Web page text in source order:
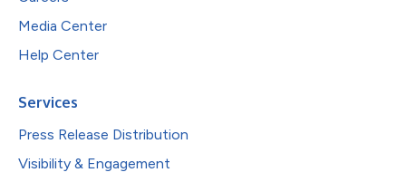
Media Center
Help Center
Services
Press Release Distribution
Visibility & Engagement